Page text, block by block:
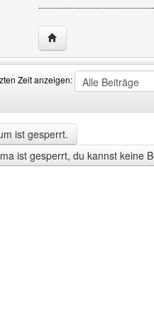
Website dieses
Zeit anzeigen:
ist gesperrt.
ist gesperrt, du kannst keine